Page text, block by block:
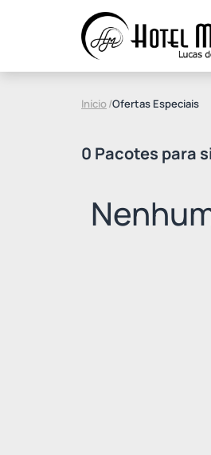
Início/Ofertas Especiais
0 Pacotes para